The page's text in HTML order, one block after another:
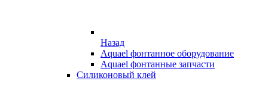
Назад
Aquael фонтанное оборудование
Aquael фонтанные запчасти
Силиконовый клей